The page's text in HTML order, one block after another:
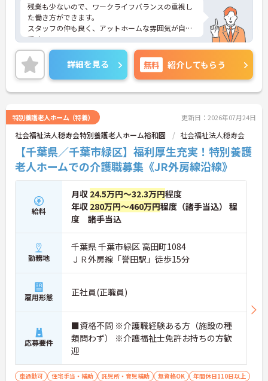
残業も少ないので、ワークライフバランスの重視し
た働き方ができます。
スタッフの仲も良く、アットホームな雰囲気が自慢
です。
ご興味ある方には、面接対策ポイントなど、詳細を
お話しいたしますのでお気軽にご相談ください。
詳細を見る 無料 紹介してもらう
特別養護老人ホーム（特養） 更新日：2026年07月24日
社会福祉法人穏寿会特別養護老人ホーム裕和園 社会福祉法人穏寿会
【千葉県／千葉市緑区】福利厚生充実！特別養護
老人ホームでの介護職募集《JR外房線沿線》
給料
月収 24.5万円～32.3万円程度
年収 280万円～460万円程度（諸手当込） 程
度 諸手当込
勤務地
千葉県 千葉市緑区 高田町1084
ＪＲ外房線「誉田駅」徒歩15分
雇用形態 正社員(正職員)
応募要件
■資格不問 ※介護職経験ある方（施設の種
類問わず） ※介護福祉士免許お持ちの方歓
迎
車通勤可 住宅手当・補助 託児所・育児補助 無資格OK
年間休日110日以上